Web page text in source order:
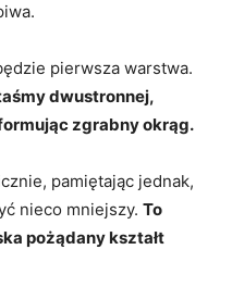
pierwsza warstwa.
dwustronnej,
zgrabny okrąg.
pamiętając jednak,
nieco mniejszy. To
pożądany kształt